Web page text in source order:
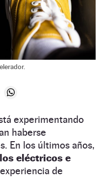
experimentando
haberse
En los últimos años,
eléctricos e
de